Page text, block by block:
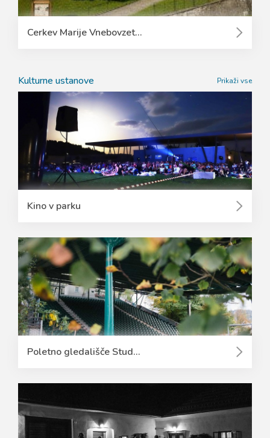
Cerkev Marije Vnebovzet...
Kulturne ustanove Prikaži vse
Kino v parku
Poletno gledališče Stud...